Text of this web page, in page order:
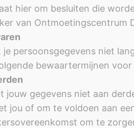
hier om besluiten die
van Ontmoetingscentrum
persoonsgegevens niet
bewaartermijnen
gegevens niet aan
jou of om te voldoen aan
om te